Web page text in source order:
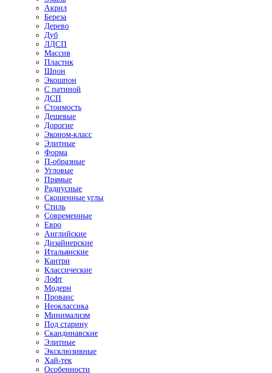
Акрил
Береза
Дерево
Дуб
ЛДСП
Массив
Пластик
Шпон
Экошпон
С патиной
ДСП
Стоимость
Дешевые
Дорогие
Эконом-класс
Элитные
Форма
П-образные
Угловые
Прямые
Радиусные
Скошенные углы
Стиль
Современные
Евро
Английские
Дизайнерские
Итальянские
Кантри
Классические
Лофт
Модерн
Прованс
Неоклассика
Минимализм
Под старину
Скандинавские
Элитные
Эксклюзивные
Хай-тек
Особенности